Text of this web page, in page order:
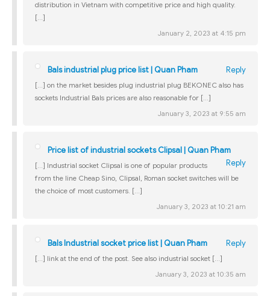
distribution in Vietnam with competitive price and high quality.
[…]
January 2, 2023 at 4:15 pm
Bals industrial plug price list | Quan Pham Reply
[…] on the market besides plug industrial plug BEKONEC also has
sockets Industrial Bals prices are also reasonable for […]
January 3, 2023 at 9:55 am
Price list of industrial sockets Clipsal | Quan Pham
Reply
[…] Industrial socket Clipsal is one of popular products
from the line Cheap Sino, Clipsal, Roman socket switches will be
the choice of most customers. […]
January 3, 2023 at 10:21 am
Bals Industrial socket price list | Quan Pham Reply
[…] link at the end of the post. See also industrial socket […]
January 3, 2023 at 10:35 am